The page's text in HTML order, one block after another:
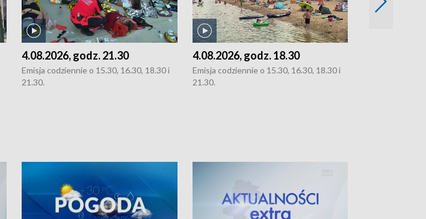
4.08.2026, godz. 21.30
Emisja codziennie o 15.30, 16.30, 18.30 i
21.30.
4.08.2026, godz. 18.30
Emisja codziennie o 15.30, 16.30, 18.30 i
21.30.